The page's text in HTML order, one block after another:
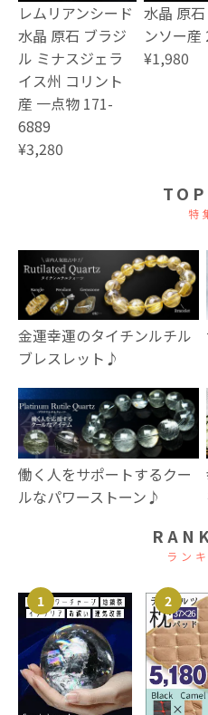
レムリアンシード
水晶 原石 ブラジ
ル ミナスジェラ
イス州 コリント
産 一点物 171-
6889
¥3,280
水晶 原
ンソー
¥1,980
特
金運幸運のタイチンルチル
ブレスレット♪
働く人をサポートするクー
ルなパワーストーン♪
ラン
1 2